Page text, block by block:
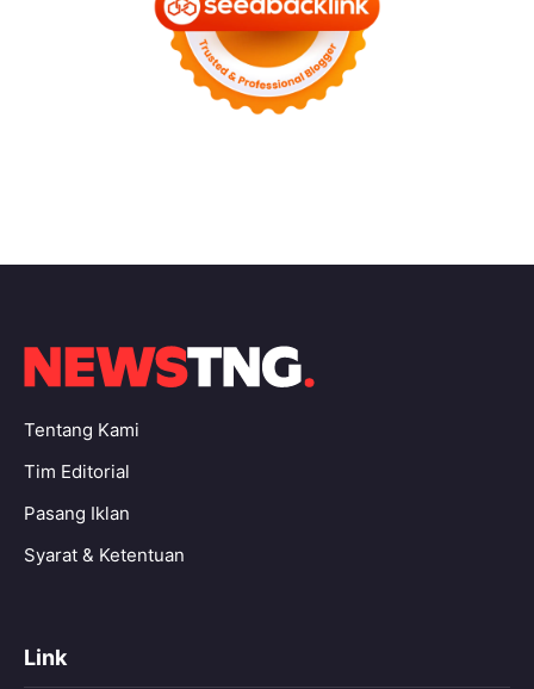
Tentang Kami
Tim Editorial
Pasang Iklan
Syarat & Ketentuan
Link